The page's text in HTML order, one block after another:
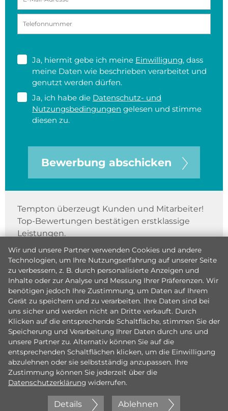
Ja, hiermit gebe ich meine Einwilligung, dass
meine Daten wie beschrieben verarbeitet und
genutzt werden dürfen.
Ja, ich habe die Datenschutz- und
Nutzungsbedingungen gelesen und stimme
diesen zu.
Bewerbung abschicken
Tempton überzeugt Kunden und Mitarbeiter!
Top-Bewertungen bestätigen erstklassige
Leistungen.
Wir und unsere Partner verwenden Cookies und andere
Technologien, um Ihre Nutzungserfahrung auf unserer Seite
zu verbessern, z. B. durch personalisierte Anzeigen und
Inhalte oder zur Analyse und Messung Ihrer Präferenzen. Wir
benötigen jedoch Ihre Zustimmung, um Daten auf Ihrem
Gerät zu speichern und zu verarbeiten. Ihre Daten sind bei
uns sicher und werden nicht an Dritte verkauft. Durch
Klicken auf die entsprechende Schaltfläche, stimmen Sie der
Speicherung und Verarbeitung Ihrer Daten durch uns und
unsere Partner zu. Alternativ können Sie auf die
entsprechenden Schaltflächen klicken, um die Einwilligung
abzulehnen oder sie selbstständig anzupassen. Ihre
Zustimmung können Sie jederzeit über die
Datenschutzerklärung widerrufen.
Details Ablehnen